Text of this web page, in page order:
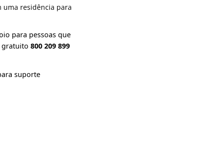
uma residência para
para pessoas que
gratuito 800 209 899
suporte